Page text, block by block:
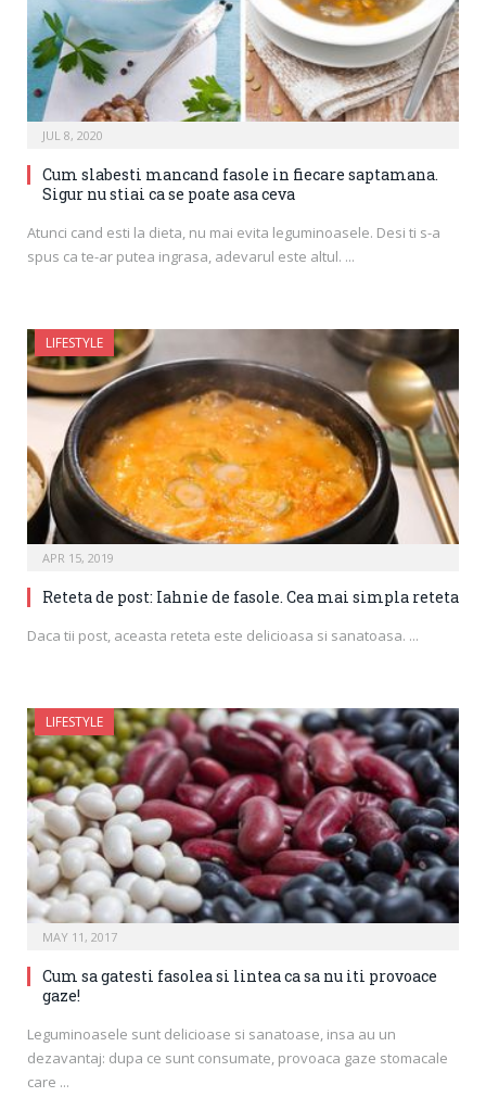
JUL 8, 2020
Cum slabesti mancand fasole in fiecare saptamana.
Sigur nu stiai ca se poate asa ceva
Atunci cand esti la dieta, nu mai evita leguminoasele. Desi ti s-a
spus ca te-ar putea ingrasa, adevarul este altul. ...
LIFESTYLE
APR 15, 2019
Reteta de post: Iahnie de fasole. Cea mai simpla reteta
Daca tii post, aceasta reteta este delicioasa si sanatoasa. ...
LIFESTYLE
MAY 11, 2017
Cum sa gatesti fasolea si lintea ca sa nu iti provoace
gaze!
Leguminoasele sunt delicioase si sanatoase, insa au un
dezavantaj: dupa ce sunt consumate, provoaca gaze stomacale
care ...